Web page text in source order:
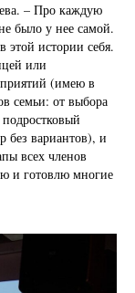
– Про каждую
было у нее самой.
этой истории себя.
или
(имею в
семьи: от выбора
без вариантов), и
всех членов
и готовлю многие